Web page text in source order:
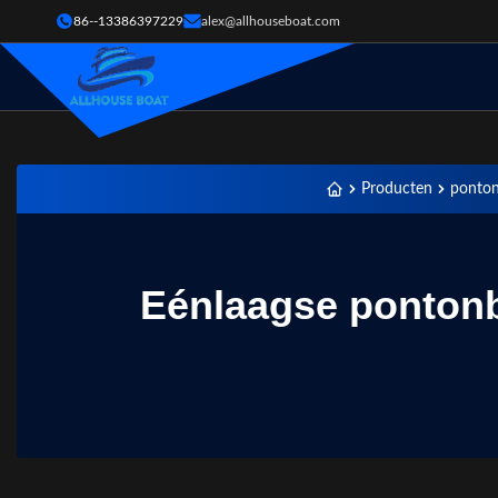
86--13386397229 alex@allhouseboat.com
Producten
Eénlaagse